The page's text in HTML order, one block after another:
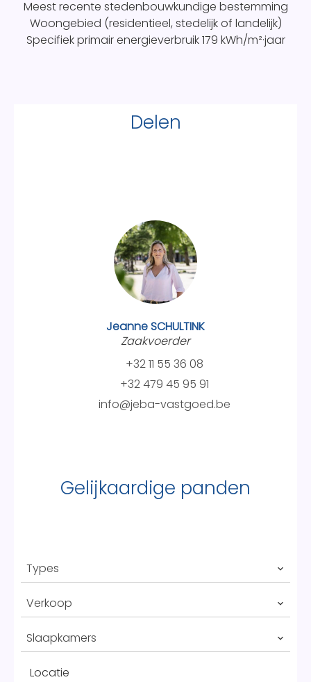
Meest recente stedenbouwkundige bestemming
Woongebied (residentieel, stedelijk of landelijk)
Specifiek primair energieverbruik179 kWh/m²·jaar
Delen
Jeanne SCHULTINK
Zaakvoerder
+32 11 55 36 08
+32 479 45 95 91
info@jeba-vastgoed.be
Gelijkaardige panden
Types
Verkoop
Slaapkamers
Locatie